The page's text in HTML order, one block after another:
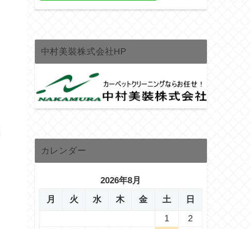
中村美裝株式会社HP
カレンダー
2026年8月
月
火 水 木 金 土
日
1
2